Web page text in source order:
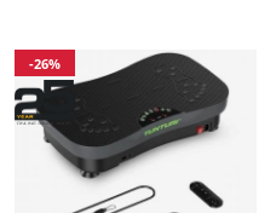
-26%